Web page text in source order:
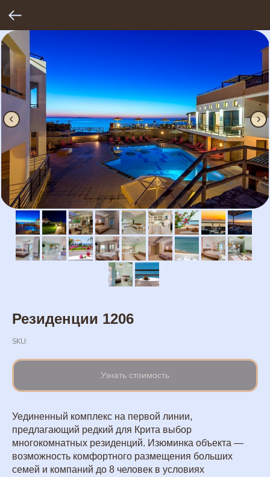
Резиденции 1206
SKU:
Узнать стоимость
Уединенный комплекс на первой линии,
предлагающий редкий для Крита выбор
многокомнатных резиденций. Изюминка объекта —
возможность комфортного размещения больших
семей и компаний до 8 человек в условиях